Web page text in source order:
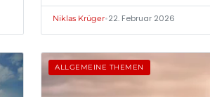
Niklas Krüger•22. Februar 2026
ALLGEMEINE THEMEN